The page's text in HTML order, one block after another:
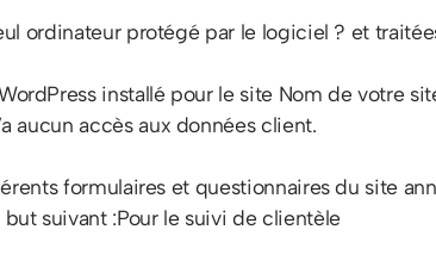
ordinateur protégé par le logiciel ? et
installé pour le site Nom de votre
aucun accès aux données client.
formulaires et questionnaires du site
suivant :Pour le suivi de clientèle